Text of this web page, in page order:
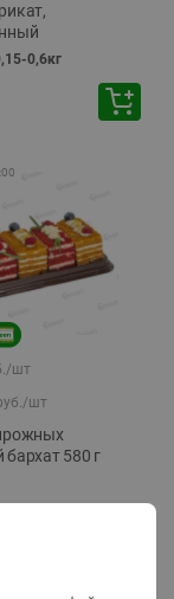
0,6кг
шт
шт
580 г